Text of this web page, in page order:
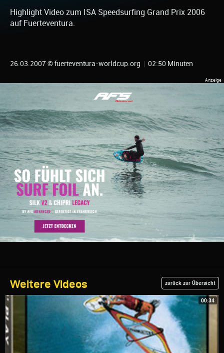
Highlight Video zum ISA Speedsurfing Grand Prix 2006
auf Fuerteventura.
26.03.2007 © fuerteventura-worldcup.org | 02:50 Minuten
Weitere Videos zurück zur Übersicht
00:34